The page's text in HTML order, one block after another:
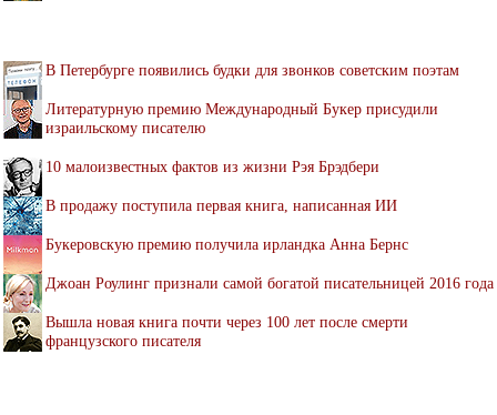
В Петербурге появились будки для звонков советским поэтам
Литературную премию Международный Букер присудили
израильскому писателю
10 малоизвестных фактов из жизни Рэя Брэдбери
В продажу поступила первая книга, написанная ИИ
Букеровскую премию получила ирландка Анна Бернс
Джоан Роулинг признали самой богатой писательницей 2016 года
Вышла новая книга почти через 100 лет после смерти
французского писателя